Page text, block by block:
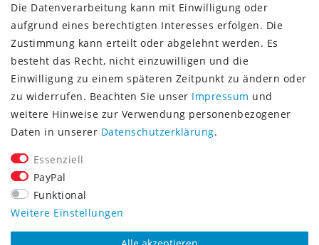
Vorkasse (3% Rabatt)
Paypal
Kauf auf Rechnung (Paypalservice)
Lastschrift (Paypalservice)
Kreditkarte (Paypalservice)
SOCIAL MEDIA
CONSULTING- UND TEXTAGENTUR
Die Datenverarbeitung kann mit Einwilligung oder
aufgrund eines berechtigten Interesses erfolgen. Die
Zustimmung kann erteilt oder abgelehnt werden. Es
besteht das Recht, nicht einzuwilligen und die
Einwilligung zu einem späteren Zeitpunkt zu ändern oder
zu widerrufen. Beachten Sie unser Impressum und
weitere Hinweise zur Verwendung personenbezogener
Daten in unserer Daten­schutz­erklärung.
Essenziell
PayPal
Funktional
Weitere Einstellungen